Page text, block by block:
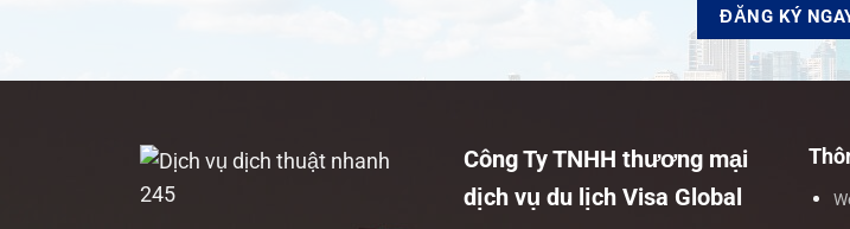
Công Ty TNHH thương mại
dịch vụ du lịch Visa Global